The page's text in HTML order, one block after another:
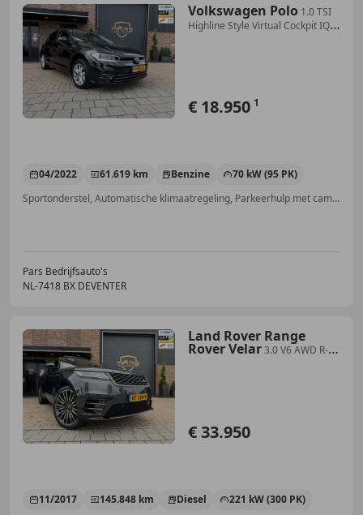
Volkswagen Polo 1.0 TSI
Highline Style Virtual Cockpit IQ-
€ 18.950 1
04/2022 61.619 km Benzine
70 kW (95 PK)
Sportonderstel, Automatische klimaatregeling, Parkeerhulp met camera, Lendensteun, Lichtmetalen velgen, Alarm, Getinte ramen, Adaptieve Cruise Control
Pars Bedrijfsauto's
NL-7418 BX DEVENTER
Land Rover Range
Rover Velar3.0 V6 AWD R-
€ 33.950
11/2017 145.848 km Diesel 221 kW (300 PK)